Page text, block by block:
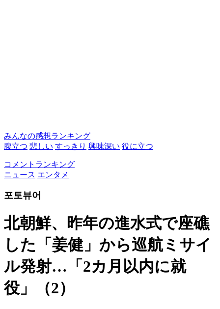
みんなの感想ランキング
腹立つ 悲しい すっきり 興味深い 役に立つ
コメントランキング
ニュース エンタメ
포토뷰어
北朝鮮、昨年の進水式で座礁
した「姜健」から巡航ミサイ
ル発射…「2カ月以内に就
役」（2）